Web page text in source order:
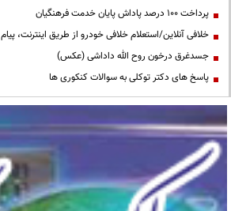
پرداخت ۱۰۰ درصد پاداش پایان خدمت فرهنگیان
خلافی آنلاین/استعلام خلافی خودرو از طریق اینترنت،
جسدغرق درخون روح الله داداشی (عکس)
پاسخ های دکتر توکلی به سوالات کنکوری ها